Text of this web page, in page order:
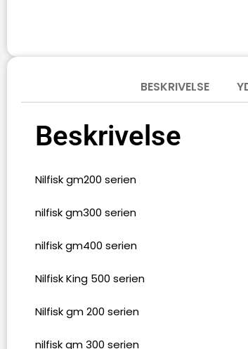
BESKRIVELSE
Beskrivelse
Nilfisk gm200 serien
nilfisk gm300 serien
nilfisk gm400 serien
Nilfisk King 500 serien
Nilfisk gm 200 serien
nilfisk gm 300 serien